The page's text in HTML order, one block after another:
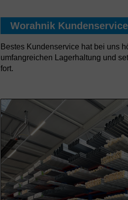
Worahnik Kundenservice
Bestes Kundenservice hat bei uns
umfangreichen Lagerhaltung und
fort.